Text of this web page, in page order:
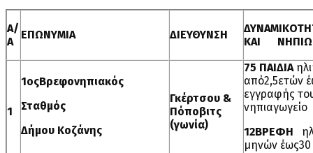
Α/
Α
ΕΠΩΝΥΜΙΑ ΔΙΕΥΘΥΝΣΗ
ΚΑΙ
1
1οςΒρεφονηπιακός
Σταθμός
Δήμου Κοζάνης
Γκέρτσου &
Πόποβιτς
(γωνία)
75 ΠΑΙΔΙΑ
από2,5ετών
εγγραφής
νηπιαγωγείο
12ΒΡΕΦΗ
μηνών